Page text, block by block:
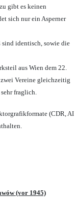
gibt es keinen
sich nur ein Asperner
identisch, sowie die
aus Wien dem 22.
Vereine gleichzeitig
fraglich.
(CDR, AI
(vor 1945)